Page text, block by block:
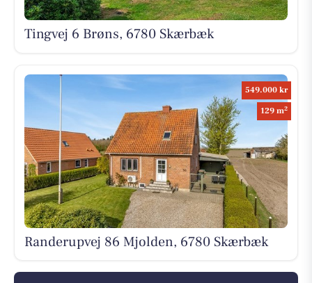
Tingvej 6 Brøns, 6780 Skærbæk
549.000 kr
129 m2
Randerupvej 86 Mjolden, 6780 Skærbæk